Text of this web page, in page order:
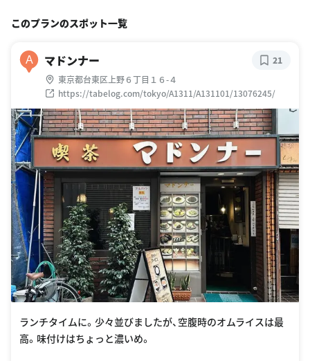
このプランのスポット一覧
A マドンナー
東京都台東区上野６丁目１６-４
https://tabelog.com/tokyo/A1311/A131101/13076245/
21
ランチタイムに。少々並びましたが、空腹時のオムライスは最
高。味付けはちょっと濃いめ。